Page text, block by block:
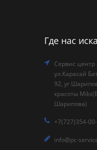
Где нас
Сервис центр
ул.Карасай
92, уг
красоты
Шарипова)
+7(727)354-
info@pc-